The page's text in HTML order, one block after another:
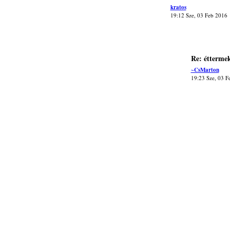
kratos
19:12 Sze, 03 Feb 2016
Re:
~CsMarton
19:23 Sze, 03